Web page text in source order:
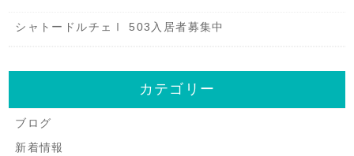
シャトードルチェⅠ 503入居者募集中
カテゴリー
ブログ
新着情報